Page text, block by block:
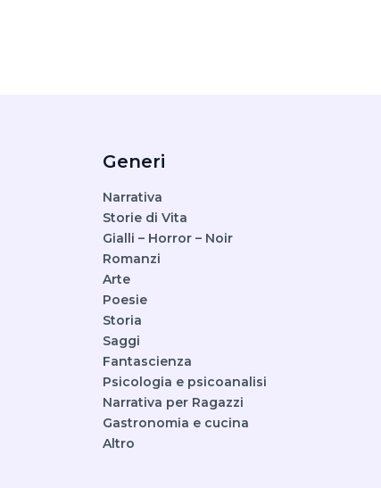
Generi
Narrativa
Storie di Vita
Gialli – Horror – Noir
Romanzi
Arte
Poesie
Storia
Saggi
Fantascienza
Psicologia e psicoanalisi
Narrativa per Ragazzi
Gastronomia e cucina
Altro